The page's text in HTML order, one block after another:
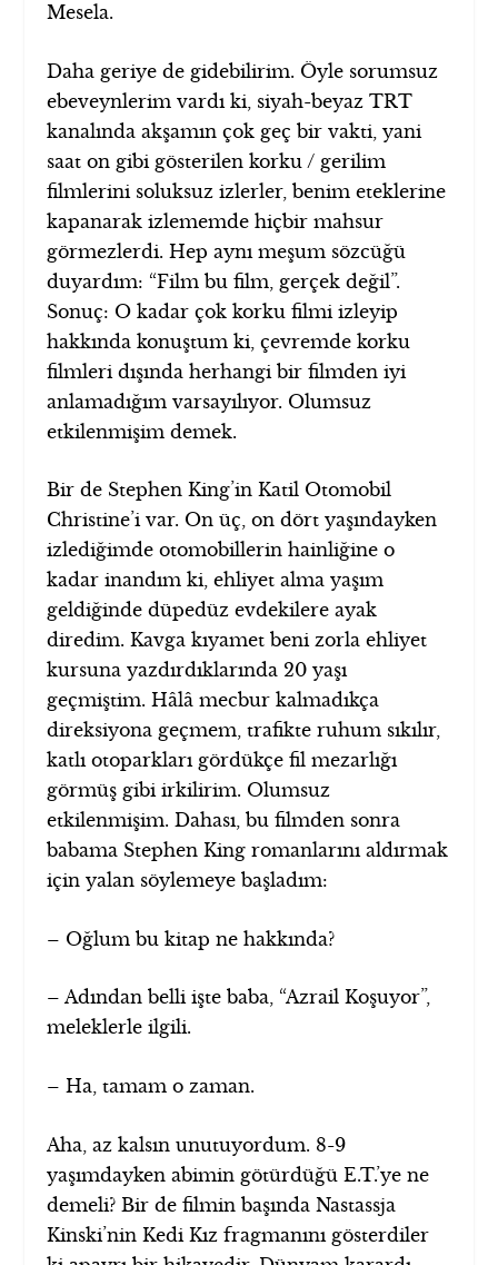
Mesela.
Daha geriye de gidebilirim. Öyle sorumsuz
ebeveynlerim vardı ki, siyah-beyaz TRT
kanalında akşamın çok geç bir vakti, yani
saat on gibi gösterilen korku / gerilim
filmlerini soluksuz izlerler, benim eteklerine
kapanarak izlememde hiçbir mahsur
görmezlerdi. Hep aynı meşum sözcüğü
duyardım: “Film bu film, gerçek değil”.
Sonuç: O kadar çok korku filmi izleyip
hakkında konuştum ki, çevremde korku
filmleri dışında herhangi bir filmden iyi
anlamadığım varsayılıyor. Olumsuz
etkilenmişim demek.
Bir de Stephen King’in Katil Otomobil
Christine’i var. On üç, on dört yaşındayken
izlediğimde otomobillerin hainliğine o
kadar inandım ki, ehliyet alma yaşım
geldiğinde düpedüz evdekilere ayak
diredim. Kavga kıyamet beni zorla ehliyet
kursuna yazdırdıklarında 20 yaşı
geçmiştim. Hâlâ mecbur kalmadıkça
direksiyona geçmem, trafikte ruhum sıkılır,
katlı otoparkları gördükçe fil mezarlığı
görmüş gibi irkilirim. Olumsuz
etkilenmişim. Dahası, bu filmden sonra
babama Stephen King romanlarını aldırmak
için yalan söylemeye başladım:
– Oğlum bu kitap ne hakkında?
– Adından belli işte baba, “Azrail Koşuyor”,
meleklerle ilgili.
– Ha, tamam o zaman.
Aha, az kalsın unutuyordum. 8-9
yaşımdayken abimin götürdüğü E.T.’ye ne
demeli? Bir de filmin başında Nastassja
Kinski’nin Kedi Kız fragmanını gösterdiler